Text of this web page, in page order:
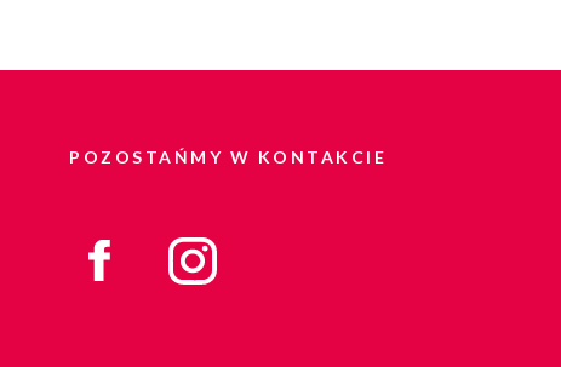
POZOSTAŃMY W KONTAKCIE